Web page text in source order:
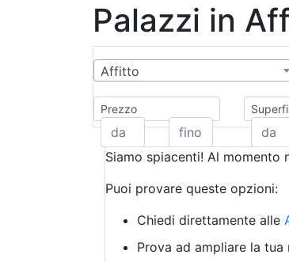
Palazzi in
Affitto
Prezzo
Siamo spiacenti! Al momento
Puoi provare queste opzioni:
Chiedi direttamente alle
Prova ad ampliare la